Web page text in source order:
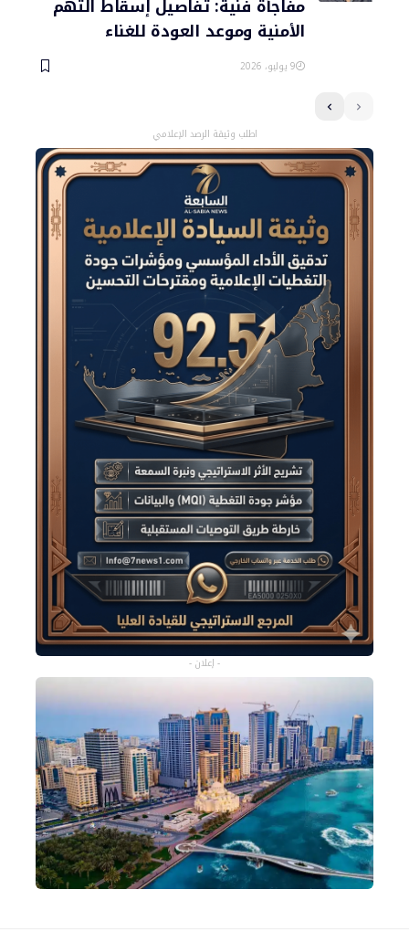
مفاجأة فنية: تفاصيل إسقاط التهم
الأمنية وموعد العودة للغناء
9 يوليو، 2026
اطلب وثيقة الرصد الإعلامي
- إعلان -